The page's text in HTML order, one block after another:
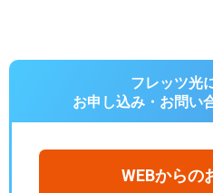
フレッツ光
お申し込み・お問い
WEBからの